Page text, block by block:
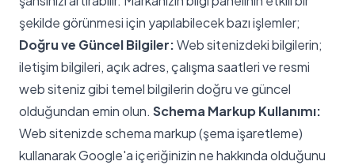
şekilde görünmesi için yapılabilecek bazı işlemler;
Doğru ve Güncel Bilgiler:Web sitenizdeki bilgilerin;
iletişim bilgileri, açık adres, çalışma saatleri ve resmi
web siteniz gibi temel bilgilerin doğru ve güncel
olduğundan emin olun. Schema Markup Kullanımı:
Web sitenizde schema markup (şema işaretleme)
kullanarak Google'a içeriğinizin ne hakkında olduğunu